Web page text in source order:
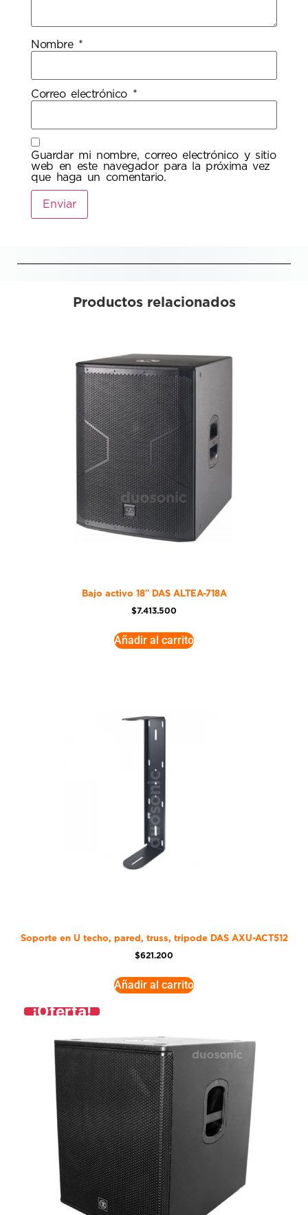
Nombre *
Correo electrónico *
Guardar mi nombre, correo electrónico y sitio
web en este navegador para la próxima vez
que haga un comentario.
Productos relacionados
Bajo activo 18″ DAS ALTEA-718A
$7.413.500
Añadir al carrito
Soporte en U techo, pared, truss, tripode DAS AXU-ACT512
$621.200
Añadir al carrito
¡Oferta!